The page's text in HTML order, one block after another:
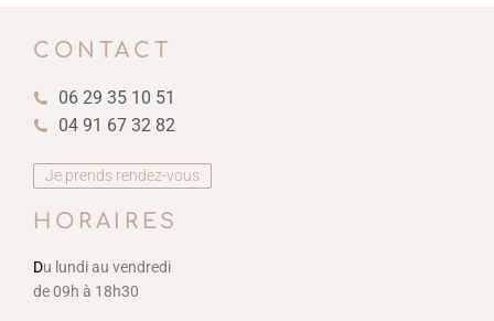
CONTACT
06 29 35 10 51
04 91 67 32 82
Je prends rendez-vous
HORAIRES
Du lundi au vendredi
de 09h à 18h30